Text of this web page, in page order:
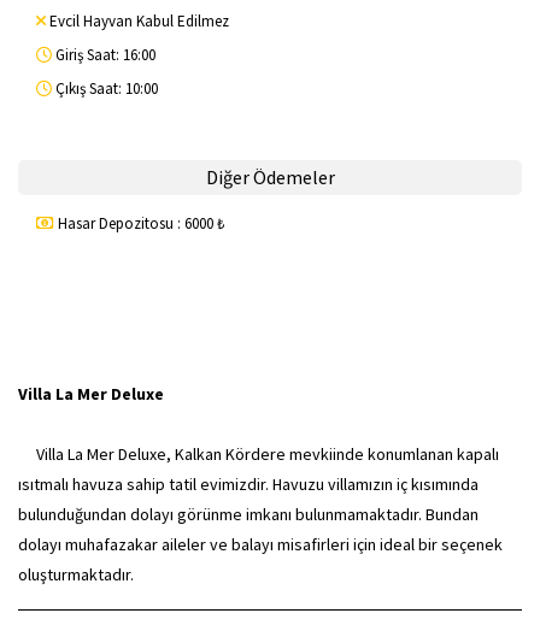
Evcil Hayvan Kabul Edilmez
Giriş Saat: 16:00
Çıkış Saat: 10:00
Diğer Ödemeler
Hasar Depozitosu : 6000 ₺
Villa La Mer Deluxe
Villa La Mer Deluxe, Kalkan Kördere mevkiinde konumlanan kapalı
ısıtmalı havuza sahip tatil evimizdir. Havuzu villamızın iç kısımında
bulunduğundan dolayı görünme imkanı bulunmamaktadır. Bundan
dolayı muhafazakar aileler ve balayı misafirleri için ideal bir seçenek
oluşturmaktadır.